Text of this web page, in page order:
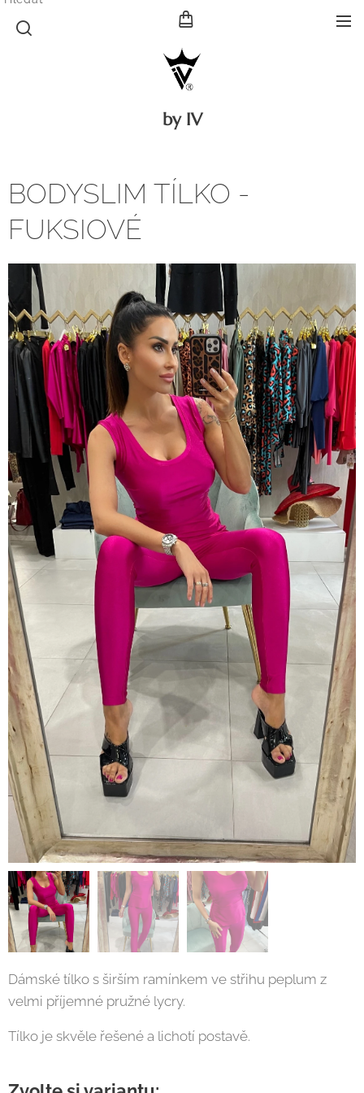
by IV
BODYSLIM TÍLKO -
FUKSIOVÉ
Dámské tílko s širším ramínkem ve střihu peplum z
velmi příjemné pružné lycry.
Tílko je skvěle řešené a lichotí postavě.